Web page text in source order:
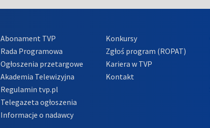
Abonament TVP
Rada Programowa
Ogłoszenia przetargowe
Akademia Telewizyjna
Regulamin tvp.pl
Telegazeta ogłoszenia
Informacje o nadawcy
Konkursy
Zgłoś program (ROPAT)
Kariera w TVP
Kontakt